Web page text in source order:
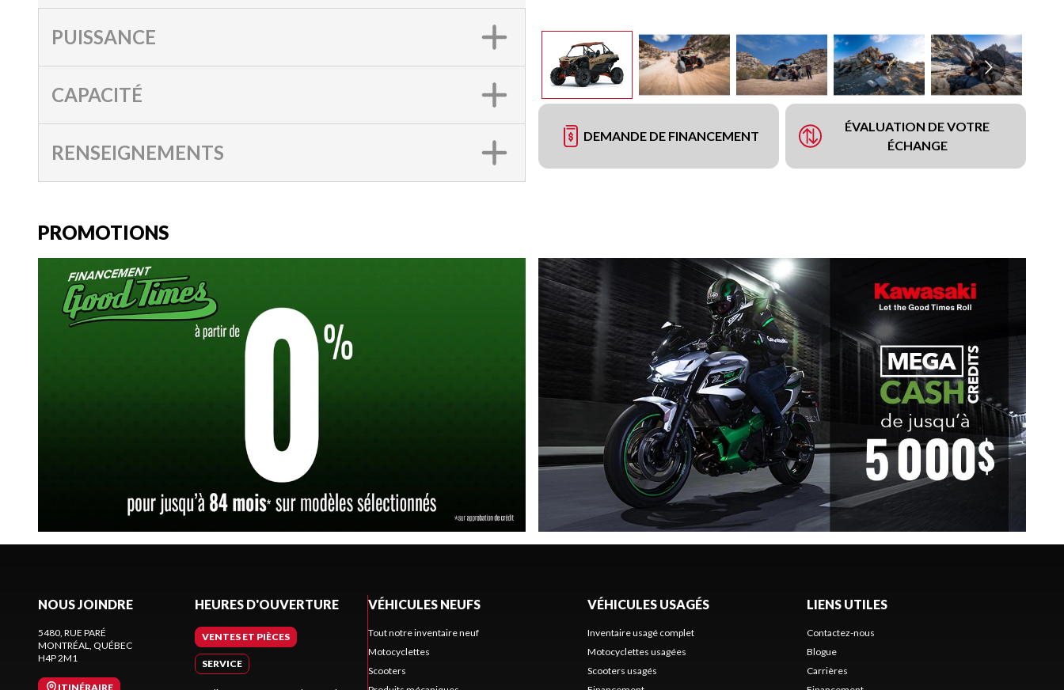
DEMANDE DE FINANCEMENT
ÉVALUATION DE VOTRE
ÉCHANGE
PUISSANCE
CAPACITÉ
RENSEIGNEMENTS
PROMOTIONS
NOUS JOINDRE
5480, RUE PARÉ
MONTRÉAL, QUÉBEC
H4P 2M1
ITINÉRAIRE
HEURES D'OUVERTURE
VENTES ET PIÈCES
SERVICE
VÉHICULES NEUFS
Tout notre inventaire neuf
Motocyclettes
Scooters
VÉHICULES USAGÉS
Inventaire usagé complet
Motocyclettes usagées
Scooters usagés
LIENS UTILES
Contactez-nous
Blogue
Carrières